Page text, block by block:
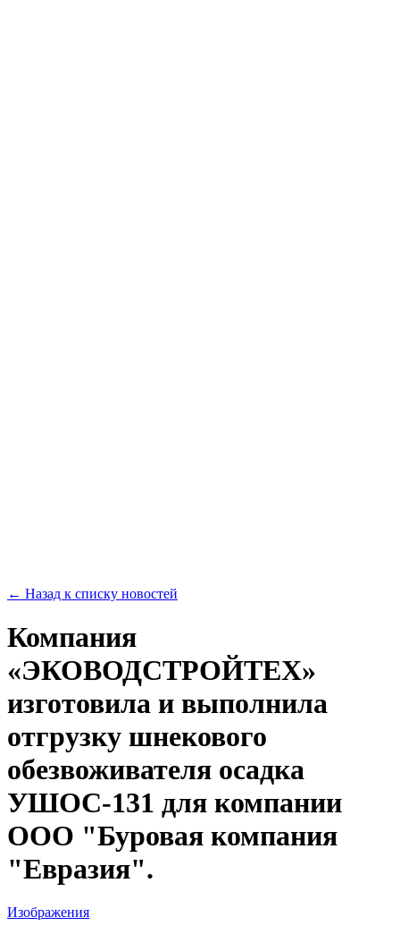
← Назад к списку новостей
Компания
«ЭКОВОДСТРОЙТЕХ»
изготовила и выполнила
отгрузку шнекового
обезвоживателя осадка
УШОС-131 для компании
ООО "Буровая компания
"Евразия".
Изображения